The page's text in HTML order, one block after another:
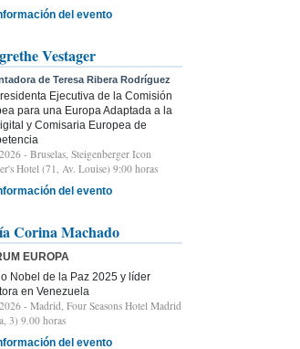
del evento
Vestager
de Teresa Ribera Rodríguez
Ejecutiva de la Comisión
para una Europa Adaptada a la
y Comisaria Europea de
- Bruselas, Steigenberger Icon
Hotel (71, Av. Louise) 9:00 horas
del evento
Corina Machado
EUROPA
Nobel de la Paz 2025 y líder
en Venezuela
- Madrid, Four Seasons Hotel Madrid
3) 9.00 horas
del evento